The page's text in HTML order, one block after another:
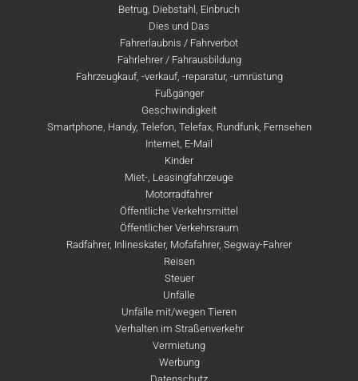
Betrug, Diebstahl, Einbruch
Dies und Das
Fahrerlaubnis / Fahrverbot
Fahrlehrer / Fahrausbildung
Fahrzeugkauf, -verkauf, -reparatur, -umrüstung
Fußgänger
Geschwindigkeit
Smartphone, Handy, Telefon, Telefax, Rundfunk, Fernsehen
Internet, E-Mail
Kinder
Miet-, Leasingfahrzeuge
Motorradfahrer
Öffentliche Verkehrsmittel
Öffentlicher Verkehrsraum
Radfahrer, Inlineskater, Mofafahrer, Segway-Fahrer
Reisen
Steuer
Unfälle
Unfälle mit/wegen Tieren
Verhalten im Straßenverkehr
Vermietung
Werbung